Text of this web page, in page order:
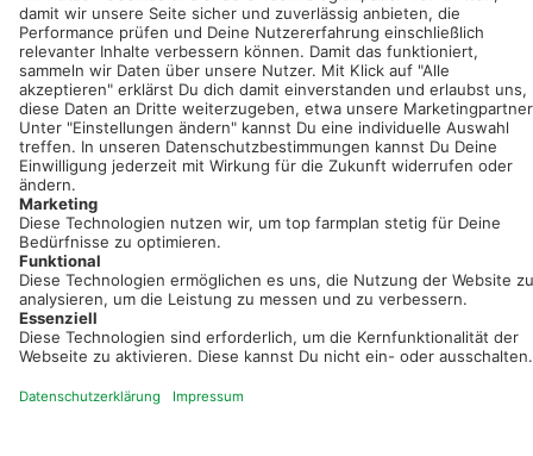
Neue Features, spannende Tipps und hilfreiche Anleitungen!
Registriere dich kostenlos!
einfach und bequem!
Kostenlos registrieren & sofort starten